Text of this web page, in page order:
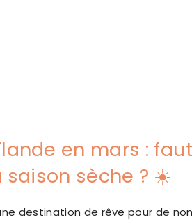
en mars :
sèche ? ☀️
destination de rêve pour de